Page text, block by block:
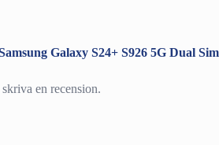
Galaxy S24+ S926 5G Dual
en recension.